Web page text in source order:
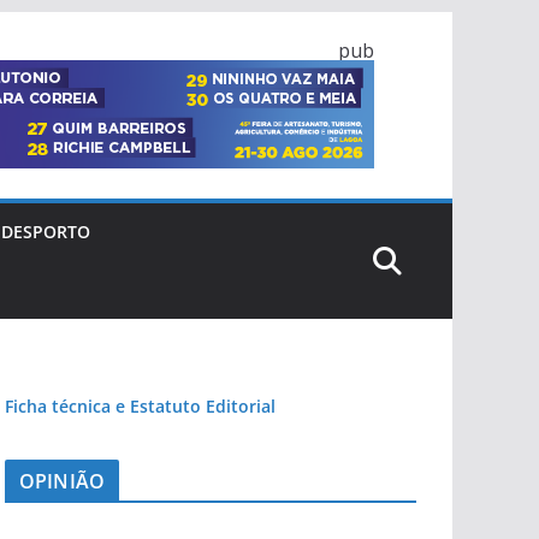
pub
DESPORTO
Ficha técnica e Estatuto Editorial
OPINIÃO